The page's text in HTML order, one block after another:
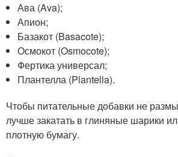
Ава (Ava);
Апион;
Базакот (Basacote);
Осмокот (Osmocote);
Фертика универсал;
Плантелла (Plantella).
Чтобы питательные добавки не
лучше закатать в глиняные шарики
плотную бумагу.